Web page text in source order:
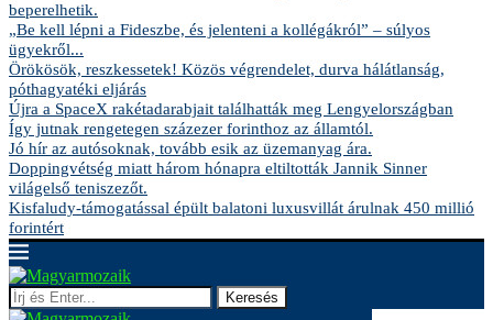
beperelhetik.
„Be kell lépni a Fideszbe, és jelenteni a kollégákról” – súlyos
ügyekről...
Örökösök, reszkessetek! Közös végrendelet, durva hálátlanság,
póthagyatéki eljárás
Újra a SpaceX rakétadarabjait találhatták meg Lengyelországban
Így jutnak rengetegen százezer forinthoz az államtól.
Jó hír az autósoknak, tovább esik az üzemanyag ára.
Doppingvétség miatt három hónapra eltiltották Jannik Sinner
világelső teniszezőt.
Kisfaludy-támogatással épült balatoni luxusvillát árulnak 450 millió
forintért
Keresés